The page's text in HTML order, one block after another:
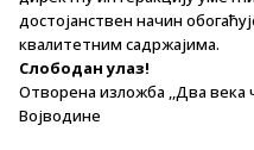
достојанствен начин
квалитетним садржајима.
Слободан улаз!
Отворена изложба ,,Два века
Војводине